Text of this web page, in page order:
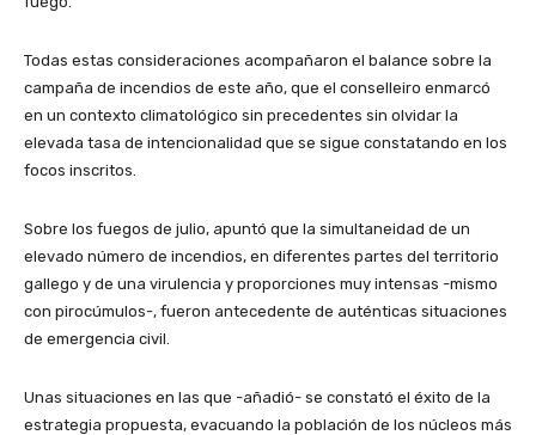
Todas estas consideraciones acompañaron el balance sobre la
campaña de incendios de este año, que el conselleiro enmarcó
en un contexto climatológico sin precedentes sin olvidar la
elevada tasa de intencionalidad que se sigue constatando en los
focos inscritos.
Sobre los fuegos de julio, apuntó que la simultaneidad de un
elevado número de incendios, en diferentes partes del territorio
gallego y de una virulencia y proporciones muy intensas -mismo
con pirocúmulos-, fueron antecedente de auténticas situaciones
de emergencia civil.
Unas situaciones en las que -añadió- se constató el éxito de la
estrategia propuesta, evacuando la población de los núcleos más